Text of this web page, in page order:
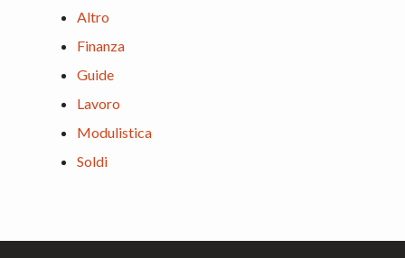
Altro
Finanza
Guide
Lavoro
Modulistica
Soldi